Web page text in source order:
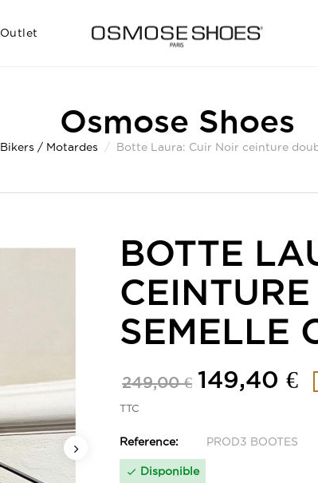
Outlet
Osmose Shoes
Bikers / Motardes Botte Laura: Cuir Noir ceinture
BOTTE
SEMELLE
249,00 € 149,40 €
TTC
Reference: PROD3 BOOTES
 Disponible